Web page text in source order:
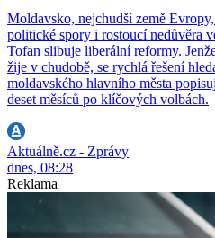
Moldavsko, nejchudší země
politické spory i rostoucí nedůvěra
Tofan slibuje liberální reformy.
žije v chudobě, se rychlá řešení
moldavského hlavního města
deset měsíců po klíčových volbách.
Aktuálně.cz - Zprávy
dnes, 08:28
Reklama